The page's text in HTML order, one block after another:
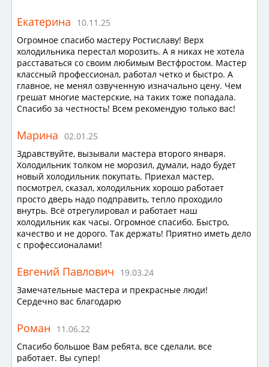
Екатерина
10.11.25
Огромное спасибо мастеру Ростиславу! Верх
холодильника перестал морозить. А я никах не хотела
расставаться со своим любимым Вестфростом. Мастер
классный профессионал, работал четко и быстро. А
главное, не менял озвученную изначально цену. Чем
грешат многие мастерские, на таких тоже попадала.
Спасибо за честность! Всем рекомендую только вас!
Марина 02.01.25
Здравствуйте, вызывали мастера второго января.
Холодильник толком не морозил, думали, надо будет
новый холодильник покупать. Приехал мастер,
посмотрел, сказал, холодильник хорошо работает
просто дверь надо подправить, тепло проходило
внутрь. Всё отрегулировал и работает наш
холодильник как часы. Огромное спасибо. Быстро,
качество и не дорого. Так держать! Приятно иметь дело
с профессионалами!
Евгений Павлович
19.03.24
Замечательные мастера и прекрасные люди!
Сердечно вас благодарю
Роман
11.06.22
Спасибо большое Вам ребята, все сделали, все
работает. Вы супер!